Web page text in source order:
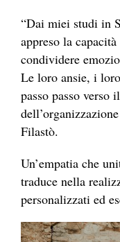
“Dai miei studi in
appreso la
condividere
Le loro ansie, i
passo passo verso
Filastò.
Un’empatia che
traduce nella
personalizzati ed